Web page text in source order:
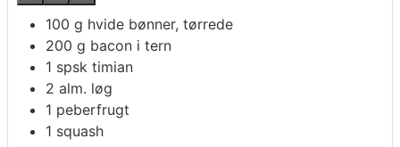
100 g hvide bønner, tørrede
200 g bacon i tern
1 spsk timian
2 alm. løg
1 peberfrugt
1 squash